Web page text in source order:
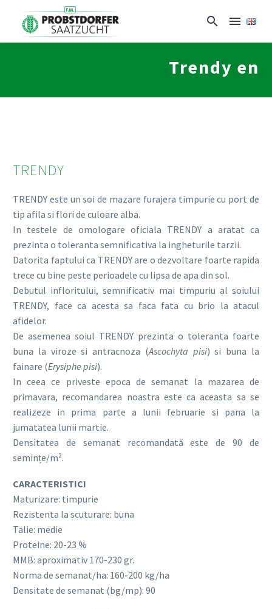
Trendy en
TRENDY
TRENDY este un soi de mazare furajera timpurie cu port de
tip afila si flori de culoare alba.
In testele de omologare oficiala TRENDY a aratat ca
prezinta o toleranta semnificativa la ingheturile tarzii.
Datorita faptului ca TRENDY are o dezvoltare foarte rapida
trece cu bine peste perioadele cu lipsa de apa din sol.
Debutul infloritului, semnificativ mai timpuriu al soiului
TRENDY, face ca acesta sa faca fata cu brio la atacul
afidelor.
De asemenea soiul TRENDY prezinta o toleranta foarte
buna la viroze si antracnoza (Ascochyta pisi) si buna la
fainare (Erysiphe pisi).
In ceea ce priveste epoca de semanat la mazarea de
primavara, recomandarea noastra este ca aceasta sa se
realizeze in prima parte a lunii februarie si pana la
jumatatea lunii martie.
Densitatea de semanat recomandată este de 90 de
semințe/m².
CARACTERISTICI
Maturizare: timpurie
Rezistenta la scuturare: buna
Talie: medie
Proteine: 20-23 %
MMB: aproximativ 170-230 gr.
Norma de semanat/ha: 160-200 kg/ha
Densitate de semanat (bg/mp): 90